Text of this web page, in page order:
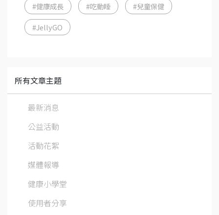
#健康成長 #吃動睡 #兒童保健
#JellyGO
所有文章主題
最新消息
公益活動
活動花絮
媒體報導
健康小學堂
使用者分享